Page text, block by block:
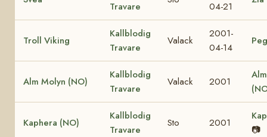
Travare 04-21
Troll Viking
Kallblodig
Travare
Valack
2001-
04-14
Alm Molyn (NO)
Kallblodig
Travare
Valack 2001
Kaphera (NO)
Kallblodig
Travare
Sto 2001
📷